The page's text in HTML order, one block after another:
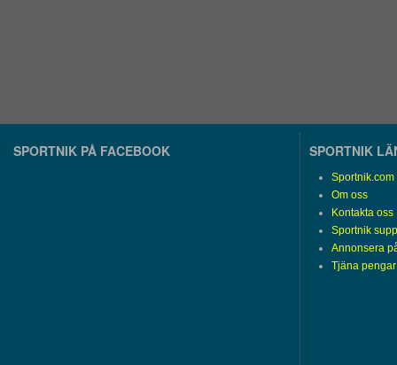
SPORTNIK PÅ FACEBOOK SPORTNIK
Sportnik.com
Om oss
Kontakta oss
Sportnik
Annonsera
Tjäna pengar